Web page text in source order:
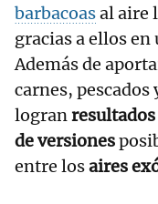
barbacoasal aire
gracias a ellos en
Además de
carnes, pescados
logran
de versiones
entre losaires